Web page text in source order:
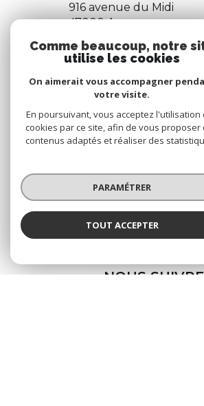
La Tribune de
916 avenue du Midi
47000Agen
0554010335
Adhérents
NOUS
NOUS SUIVRE
Comme beaucoup, notre
utilise les cookies
On aimerait vous accompagner
votre visite.
En poursuivant, vous acceptez l'utilisation
cookies par ce site, afin de vous proposer
contenus adaptés et réaliser des
PARAMÉTRER
TOUT ACCEPTER